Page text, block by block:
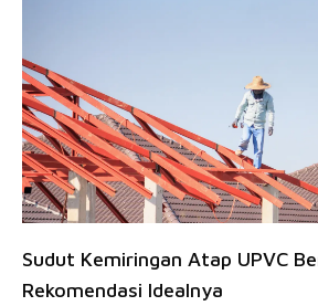
Sudut Kemiringan Atap UPVC
Rekomendasi Idealnya